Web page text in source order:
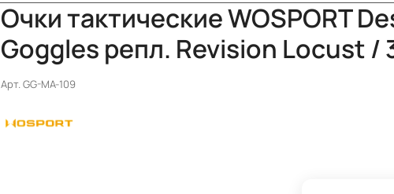
Очки тактические WOSPORT
Goggles репл. Revision Locust /
Арт.GG-MA-109